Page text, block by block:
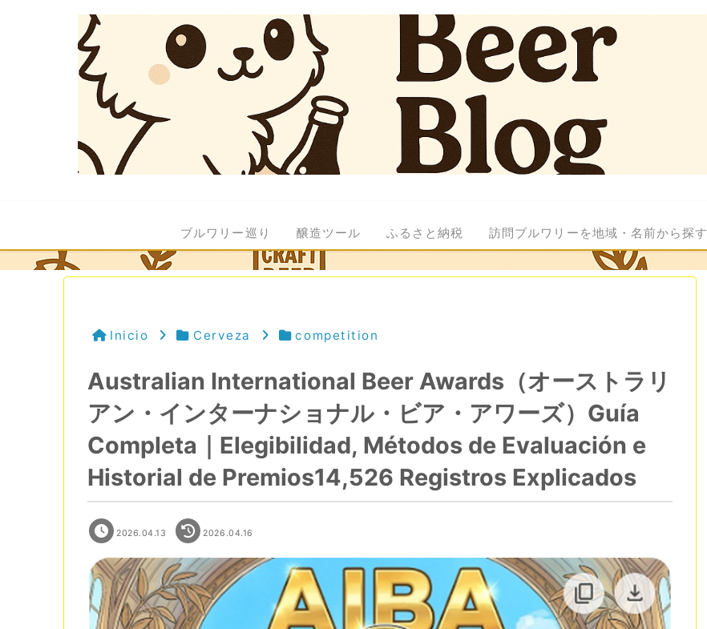
ブルワリー巡り 醸造ツール ふるさと納税 訪問ブルワリーを地域・名前から探す
Inicio Cerveza competition
Australian International Beer Awards（オーストラリ
アン・インターナショナル・ビア・アワーズ）Guía
Completa｜Elegibilidad, Métodos de Evaluación e
Historial de Premios14,526 Registros Explicados
2026.04.13 2026.04.16